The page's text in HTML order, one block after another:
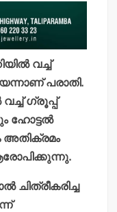
വച്ച്
പരാതി.
ഗ്രൂപ്പ്
ഹോട്ടല്‍
അതിക്രമം